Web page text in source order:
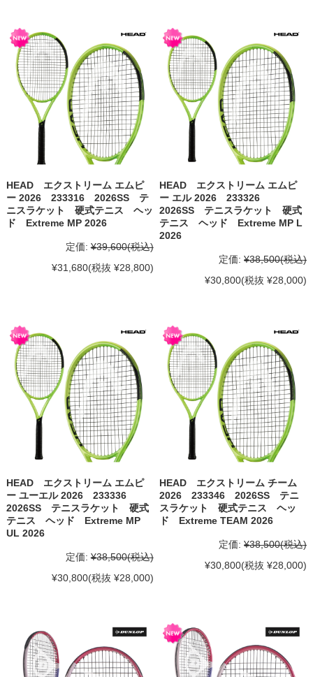
HEAD エクストリーム エムピ
ー 2026 233316 2026SS テ
ニスラケット 硬式テニス ヘッ
ド Extreme MP 2026
定価: ¥39,600(税込)
¥31,680(税抜 ¥28,800)
HEAD エクストリーム エムピ
ー エル 2026 233326
2026SS テニスラケット 硬式
テニス ヘッド Extreme MP L
2026
定価: ¥38,500(税込)
¥30,800(税抜 ¥28,000)
HEAD エクストリーム エムピ
ー ユーエル 2026 233336
2026SS テニスラケット 硬式
テニス ヘッド Extreme MP
UL 2026
定価: ¥38,500(税込)
¥30,800(税抜 ¥28,000)
HEAD エクストリーム チーム
2026 233346 2026SS テニ
スラケット 硬式テニス ヘッ
ド Extreme TEAM 2026
定価: ¥38,500(税込)
¥30,800(税抜 ¥28,000)